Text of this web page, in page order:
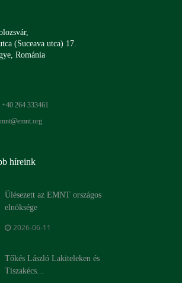
(Suceava utca) 17.
Románia
+40 264 333461
híreink
Ülésezett az EMNT országos
elnöksége
2026-06-11
Tőkés László Lakiteleken és
Tiszakécs...